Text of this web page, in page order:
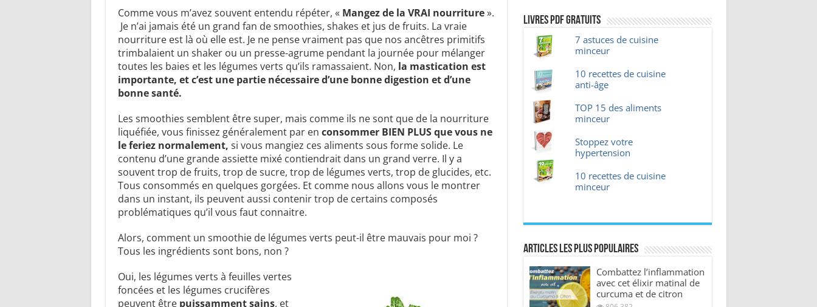
Comme vous m’avez souvent entendu répéter, « Mangez de la VRAI nourriture».
Je n’ai jamais été un grand fan de smoothies, shakes et jus de fruits. La vraie
nourriture est là où elle est. Je ne pense vraiment pas que nos ancêtres primitifs
trimbalaient un shaker ou un presse-agrume pendant la journée pour mélanger
toutes les baies et les légumes verts qu’ils ramassaient. Non, la mastication est
importante, et c’est une partie nécessaire d’une bonne digestion et d’une
bonne santé.
Les smoothies semblent être super, mais comme ils ne sont que de la nourriture
liquéfiée, vous finissez généralement par en consommer BIEN PLUS que vous ne
le feriez normalement, si vous mangiez ces aliments sous forme solide. Le
contenu d’une grande assiette mixé contiendrait dans un grand verre. Il y a
souvent trop de fruits, trop de sucre, trop de légumes verts, trop de glucides, etc.
Tous consommés en quelques gorgées. Et comme nous allons vous le montrer
dans un instant, ils peuvent aussi contenir trop de certains composés
problématiques qu’il vous faut connaitre.
Alors, comment un smoothie de légumes verts peut-il être mauvais pour moi ?
Tous les ingrédients sont bons, non ?
Oui, les légumes verts à feuilles vertes
foncées et les légumes crucifères
peuvent être puissamment sains, et
Livres pdf GRATUITS
7 astuces de cuisine
minceur
10 recettes de cuisine
anti-âge
TOP 15 des aliments
minceur
Stoppez votre
hypertension
10 recettes de cuisine
minceur
Articles les plus Populaires
Combattez l’inflammation
avec cet élixir matinal de
curcuma et de citron